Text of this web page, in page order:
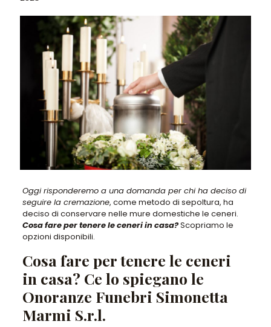
Oggi risponderemo a una domanda per chi ha deciso di
seguire la cremazione, come metodo di sepoltura, ha
deciso di conservare nelle mure domestiche le ceneri.
Cosa fare per tenere le ceneri in casa?Scopriamo le
opzioni disponibili.
Cosa fare per tenere le ceneri
in casa? Ce lo spiegano le
Onoranze Funebri Simonetta
Marmi S.r.l.